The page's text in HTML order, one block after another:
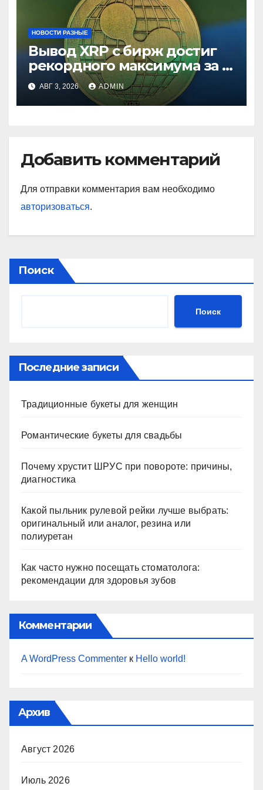
НОВОСТИ РАЗНЫЕ
Вывод XRP с бирж достиг
рекордного максимума за 5
летАВГ 3, 2026 ADMIN
Добавить комментарий
Для отправки комментария вам необходимо
авторизоваться.
Поиск
Поиск
Последние записи
Традиционные букеты для женщин
Романтические букеты для свадьбы
Почему хрустит ШРУС при повороте: причины,
диагностика
Какой пыльник рулевой рейки лучше выбрать:
оригинальный или аналог, резина или
полиуретан
Как часто нужно посещать стоматолога:
рекомендации для здоровья зубов
Комментарии
A WordPress Commenter к Hello world!
Архив
Август 2026
Июль 2026